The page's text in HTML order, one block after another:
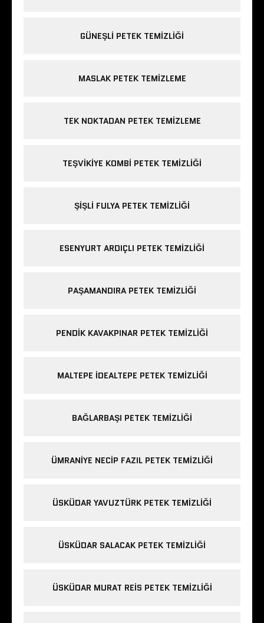
GÜNEŞLI PETEK TEMIZLIĞI
MASLAK PETEK TEMIZLEME
TEK NOKTADAN PETEK TEMIZLEME
TEŞVIKIYE KOMBI PETEK TEMIZLIĞI
ŞIŞLI FULYA PETEK TEMIZLIĞI
ESENYURT ARDIÇLI PETEK TEMIZLIĞI
PAŞAMANDIRA PETEK TEMIZLIĞI
PENDIK KAVAKPINAR PETEK TEMIZLIĞI
MALTEPE IDEALTEPE PETEK TEMIZLIĞI
BAĞLARBAŞI PETEK TEMIZLIĞI
ÜMRANIYE NECIP FAZIL PETEK TEMIZLIĞI
ÜSKÜDAR YAVUZTÜRK PETEK TEMIZLIĞI
ÜSKÜDAR SALACAK PETEK TEMIZLIĞI
ÜSKÜDAR MURAT REIS PETEK TEMIZLIĞI